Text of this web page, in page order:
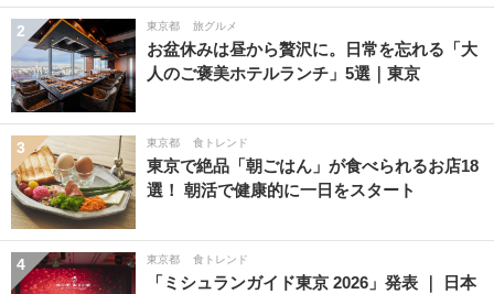
2 東京都 旅グルメ
お盆休みは昼から贅沢に。日常を忘れる「大
人のご褒美ホテルランチ」5選｜東京
3 東京都 食トレンド
東京で絶品「朝ごはん」が食べられるお店18
選！ 朝活で健康的に一日をスタート
4 東京都 食トレンド
「ミシュランガイド東京 2026」発表 ｜ 日本